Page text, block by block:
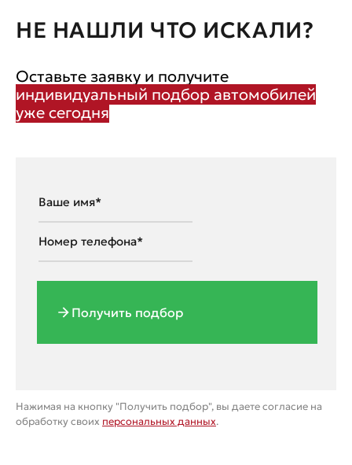
НЕ НАШЛИ ЧТО ИСКАЛИ?
Оставьте заявку и получите
индивидуальный подбор автомобилей
уже сегодня
Получить подбор
Нажимая на кнопку "Получить подбор", вы даете согласие на
обработку своих персональных данных.